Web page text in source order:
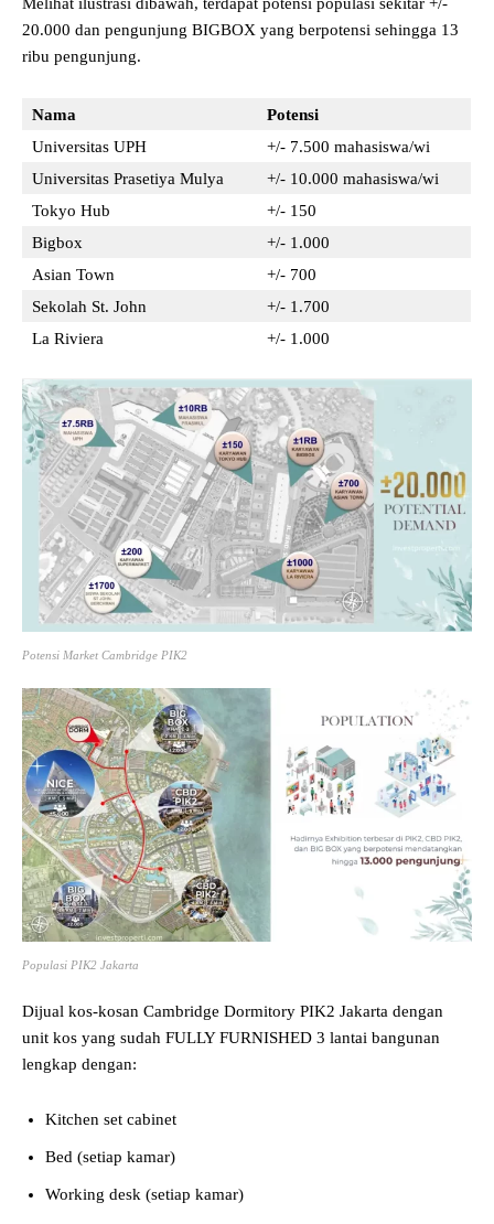
20.000 dan pengunjung BIGBOX yang berpotensi sehingga 13
ribu pengunjung.
Nama
Potensi
Universitas UPH
+/- 7.500 mahasiswa/wi
Universitas Prasetiya Mulya
+/- 10.000 mahasiswa/wi
Tokyo Hub
+/- 150
Bigbox
+/- 1.000
Asian Town
+/- 700
Sekolah St. John
+/- 1.700
La Riviera
+/- 1.000
Potensi Market Cambridge PIK2
Populasi PIK2 Jakarta
Dijual kos-kosan Cambridge Dormitory PIK2 Jakarta dengan
unit kos yang sudah FULLY FURNISHED 3 lantai bangunan
lengkap dengan:
Kitchen set cabinet
Bed (setiap kamar)
Working desk (setiap kamar)